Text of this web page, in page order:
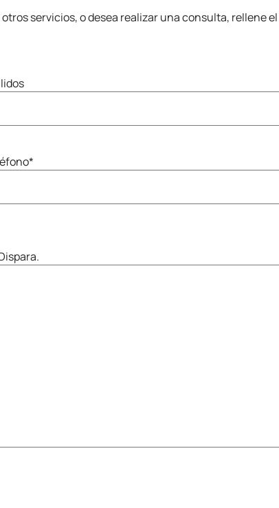
servicios, o desea realizar una consulta, rellene
*